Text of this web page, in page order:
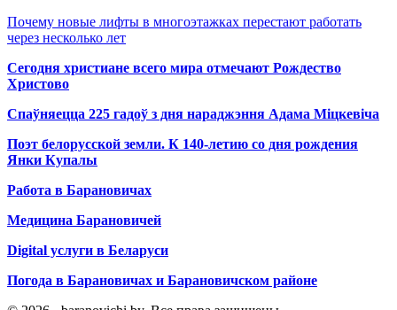
Почему новые лифты в многоэтажках перестают работать
через несколько лет
Сегодня христиане всего мира отмечают Рождество
Христово
Спаўняецца 225 гадоў з дня нараджэння Адама Міцкевіча
Поэт белорусской земли. К 140-летию со дня рождения
Янки Купалы
Работа в Барановичах
Медицина Барановичей
Digital услуги в Беларуси
Погода в Барановичах и Барановичском районе